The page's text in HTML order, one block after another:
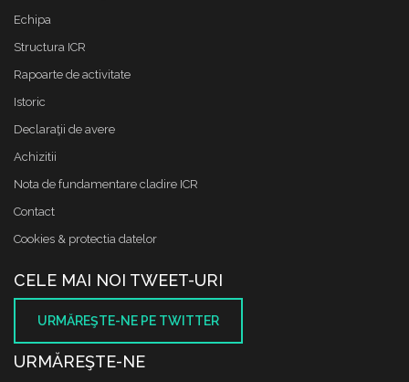
Echipa
Structura ICR
Rapoarte de activitate
Istoric
Declaraţii de avere
Achizitii
Nota de fundamentare cladire ICR
Contact
Cookies & protectia datelor
CELE MAI NOI TWEET-URI
URMĂREŞTE-NE PE TWITTER
URMĂREŞTE-NE